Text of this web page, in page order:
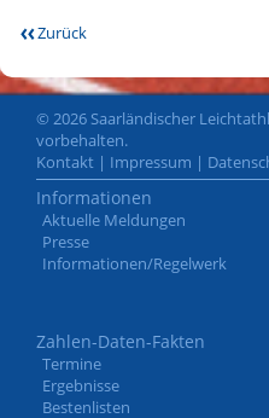
Zurück
© 2026 Saarländischer
vorbehalten.
Kontakt | Impressum |
Informationen
Aktuelle Meldungen
Presse
Informationen/Regelwerk
Zahlen-Daten-Fakten
Termine
Ergebnisse
Bestenlisten